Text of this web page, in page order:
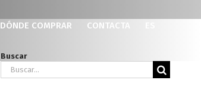
DÓNDE COMPRAR CONTACTA
Buscar
Buscar: